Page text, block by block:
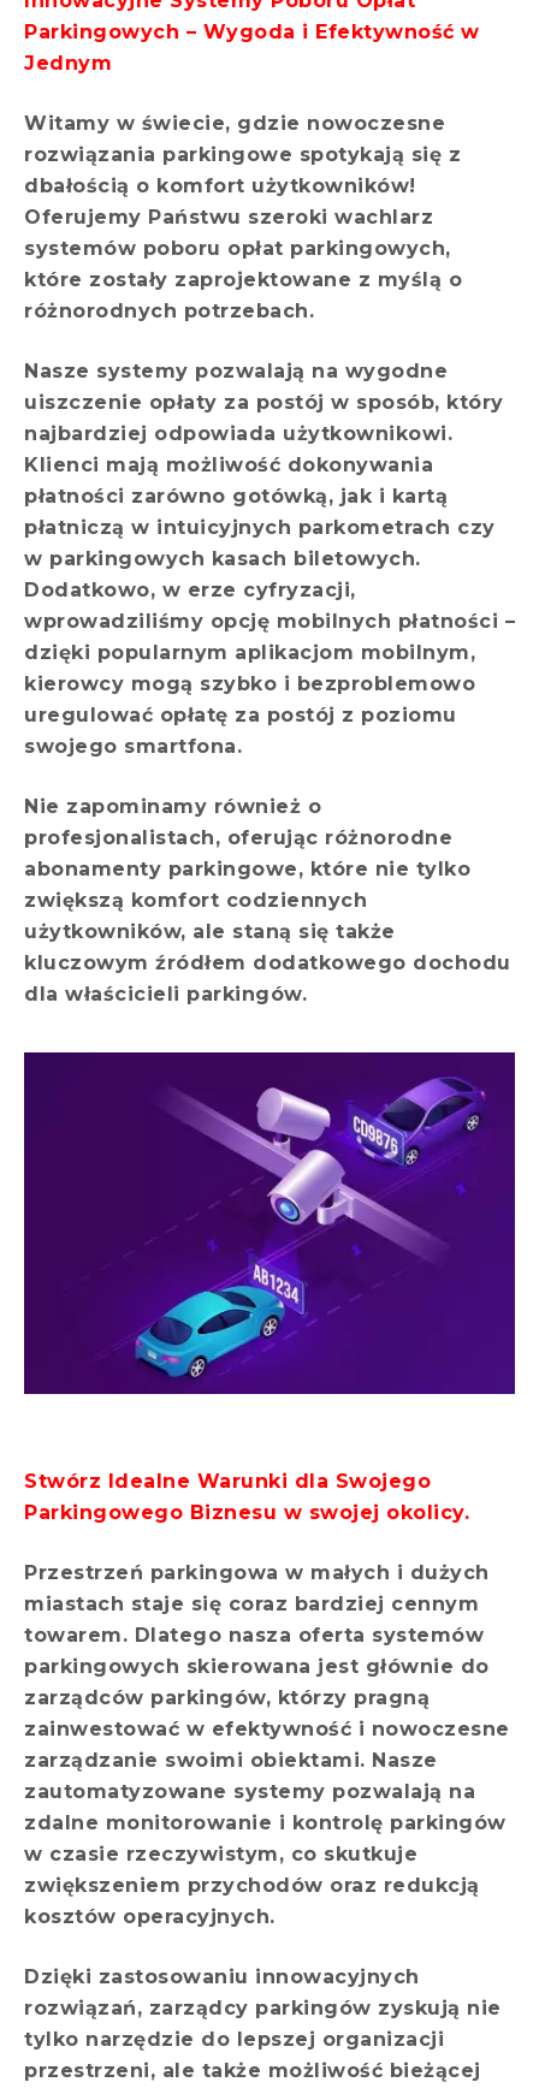
Parkingowych – Wygoda i Efektywność w
Jednym
Witamy w świecie, gdzie nowoczesne
rozwiązania parkingowe spotykają się z
dbałością o komfort użytkowników!
Oferujemy Państwu szeroki wachlarz
systemów poboru opłat parkingowych,
które zostały zaprojektowane z myślą o
różnorodnych potrzebach.
Nasze systemy pozwalają na wygodne
uiszczenie opłaty za postój w sposób, który
najbardziej odpowiada użytkownikowi.
Klienci mają możliwość dokonywania
płatności zarówno gotówką, jak i kartą
płatniczą w intuicyjnych parkometrach czy
w parkingowych kasach biletowych.
Dodatkowo, w erze cyfryzacji,
wprowadziliśmy opcję mobilnych płatności –
dzięki popularnym aplikacjom mobilnym,
kierowcy mogą szybko i bezproblemowo
uregulować opłatę za postój z poziomu
swojego smartfona.
Nie zapominamy również o
profesjonalistach, oferując różnorodne
abonamenty parkingowe, które nie tylko
zwiększą komfort codziennych
użytkowników, ale staną się także
kluczowym źródłem dodatkowego dochodu
dla właścicieli parkingów.
Stwórz Idealne Warunki dla Swojego
Parkingowego Biznesu w swojej okolicy.
Przestrzeń parkingowa w małych i dużych
miastach staje się coraz bardziej cennym
towarem. Dlatego nasza oferta systemów
parkingowych skierowana jest głównie do
zarządców parkingów, którzy pragną
zainwestować w efektywność i nowoczesne
zarządzanie swoimi obiektami. Nasze
zautomatyzowane systemy pozwalają na
zdalne monitorowanie i kontrolę parkingów
w czasie rzeczywistym, co skutkuje
zwiększeniem przychodów oraz redukcją
kosztów operacyjnych.
Dzięki zastosowaniu innowacyjnych
rozwiązań, zarządcy parkingów zyskują nie
tylko narzędzie do lepszej organizacji
przestrzeni, ale także możliwość bieżącej